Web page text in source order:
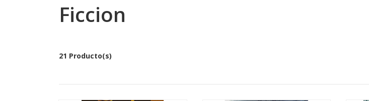
Ficcion
21 Producto(s)